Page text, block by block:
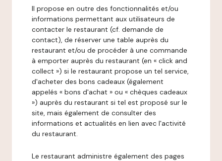
Il propose en outre des fonctionnalités et/ou
informations permettant aux utilisateurs de
contacter le restaurant (cf. demande de
contact), de réserver une table auprès du
restaurant et/ou de procéder à une commande
à emporter auprès du restaurant (en « click and
collect ») si le restaurant propose un tel service,
d'acheter des bons cadeaux (également
appelés « bons d'achat » ou « chèques cadeaux
») auprès du restaurant si tel est proposé sur le
site, mais également de consulter des
informations et actualités en lien avec l'activité
du restaurant.
Le restaurant administre également des pages